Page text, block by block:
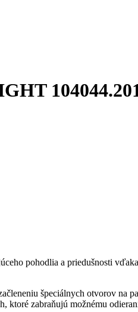
pohodlia a priedušnosti
špeciálnych otvorov
zabraňujú možnému